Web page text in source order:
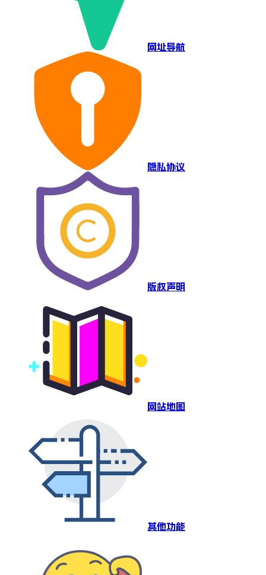
网址导航
隐私协议
版权声明
网站地图
其他功能